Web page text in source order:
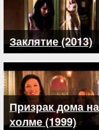
Заклятие (2013)
Призрак дома на
холме (1999)